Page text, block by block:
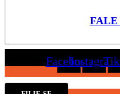
FALE
FacebookInstagram